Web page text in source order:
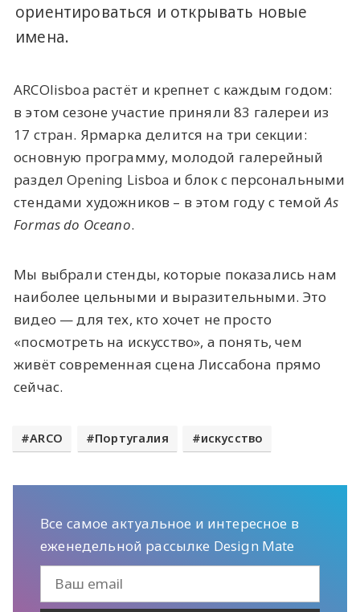
ориентироваться и открывать новые
имена.
ARCOlisboa растёт и крепнет с каждым годом:
в этом сезоне участие приняли 83 галереи из
17 стран. Ярмарка делится на три секции:
основную программу, молодой галерейный
раздел Opening Lisboa и блок с персональными
стендами художников – в этом году с темойAs
Formas do Oceano.
Мы выбрали стенды, которые показались нам
наиболее цельными и выразительными. Это
видео — для тех, кто хочет не просто
«посмотреть на искусство», а понять, чем
живёт современная сцена Лиссабона прямо
сейчас.
ARCO Португалия искусство
Все самое актуальное и интересное в
еженедельной рассылке Design Mate